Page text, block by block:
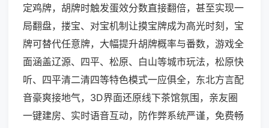
定鸡牌，胡牌时触发蛋效分数直接翻倍，甚至实现一
局翻盘，搂宝、对宝机制让摸宝牌成为高光时刻，宝
牌可替代任意牌，大幅提升胡牌概率与番数，游戏全
面涵盖辽源、四平、松原、白山等城市玩法，松原快
听、四平清二清四等特色模式一应俱全，东北方言配
音豪爽接地气，3D界面还原线下茶馆氛围，亲友圈
一键建房、实时语音互动，防作弊系统严谨，免费畅